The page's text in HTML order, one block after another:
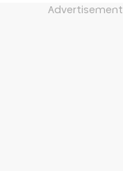
Advertisement